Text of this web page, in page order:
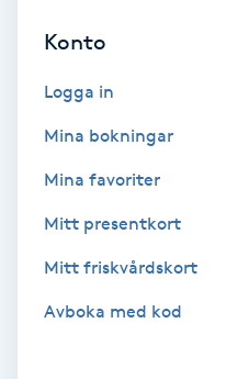
Bottenfärg
Brynformning
Brynplockning
Konto
Logga in
Mina bokningar
Mina favoriter
Mitt presentkort
Mitt friskvårdskort
Avboka med kod